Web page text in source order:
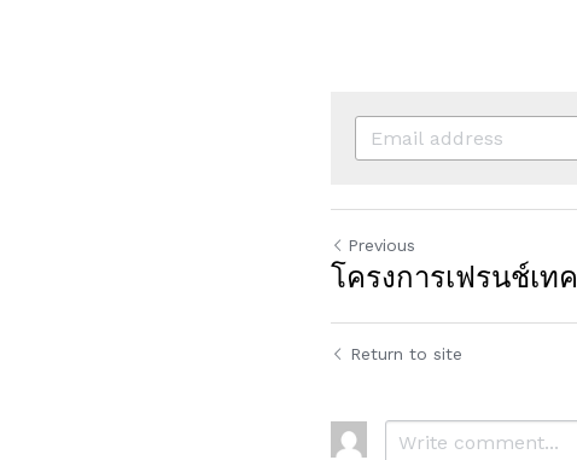
Previous
โครงการเฟรนช์เทค
Return to site